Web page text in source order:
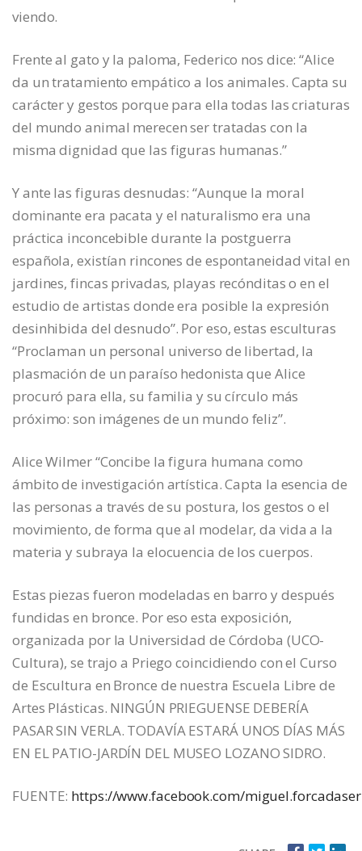
viendo.
Frente al gato y la paloma, Federico nos dice: “Alice
da un tratamiento empático a los animales. Capta su
carácter y gestos porque para ella todas las criaturas
del mundo animal merecen ser tratadas con la
misma dignidad que las figuras humanas.”
Y ante las figuras desnudas: “Aunque la moral
dominante era pacata y el naturalismo era una
práctica inconcebible durante la postguerra
española, existían rincones de espontaneidad vital en
jardines, fincas privadas, playas recónditas o en el
estudio de artistas donde era posible la expresión
desinhibida del desnudo”. Por eso, estas esculturas
“Proclaman un personal universo de libertad, la
plasmación de un paraíso hedonista que Alice
procuró para ella, su familia y su círculo más
próximo: son imágenes de un mundo feliz”.
Alice Wilmer “Concibe la figura humana como
ámbito de investigación artística. Capta la esencia de
las personas a través de su postura, los gestos o el
movimiento, de forma que al modelar, da vida a la
materia y subraya la elocuencia de los cuerpos.
Estas piezas fueron modeladas en barro y después
fundidas en bronce. Por eso esta exposición,
organizada por la Universidad de Córdoba (UCO-
Cultura), se trajo a Priego coincidiendo con el Curso
de Escultura en Bronce de nuestra Escuela Libre de
Artes Plásticas. NINGÚN PRIEGUENSE DEBERÍA
PASAR SIN VERLA. TODAVÍA ESTARÁ UNOS DÍAS MÁS
EN EL PATIO-JARDÍN DEL MUSEO LOZANO SIDRO.
FUENTE: https://www.facebook.com/